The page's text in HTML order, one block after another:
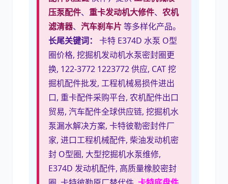
压泵配件、 重卡发动机大修件、 农机
滤清器、 汽车刹车片等多样化产品。
长尾关键词：
卡特 E374D 水泵 O型
圈价格, 挖掘机发动机水泵密封圈更
换, 122-3772 1223772 供应, CAT 挖
掘机配件批发, 工程机械易损件进出
口, 重卡配件采购平台, 农机配件出口
贸易, 汽车配件全球供应链, 挖掘机水
泵漏水解决方案, 卡特彼勒密封件厂
家, 进口工程机械配件, 柴油发动机密
封 O型圈, 大型挖掘机水泵维修,
E374D 发动机配件, 高质量橡胶密封